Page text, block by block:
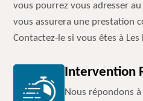
vous pourrez vous adresser au
vous assurera une prestation
Contactez-le si vous êtes à Les
Intervention
Nous répondons